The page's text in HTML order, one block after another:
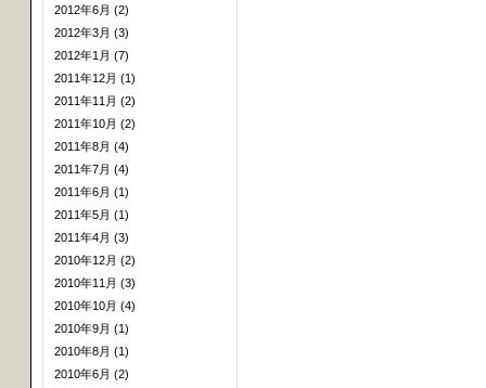
2012年6月 (2)
2012年3月 (3)
2012年1月 (7)
2011年12月 (1)
2011年11月 (2)
2011年10月 (2)
2011年8月 (4)
2011年7月 (4)
2011年6月 (1)
2011年5月 (1)
2011年4月 (3)
2010年12月 (2)
2010年11月 (3)
2010年10月 (4)
2010年9月 (1)
2010年8月 (1)
2010年6月 (2)